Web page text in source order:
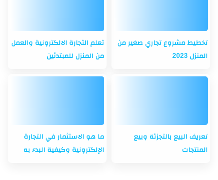
تخطيط مشروع تجاري صغير من
المنزل 2023
تعلم التجارة الالكترونية والعمل
من المنزل للمبتدئين
تعريف البيع بالتجزئة وبيع
المنتجات
ما هو الاستثمار في التجارة
الإلكترونية وكيفية البدء به